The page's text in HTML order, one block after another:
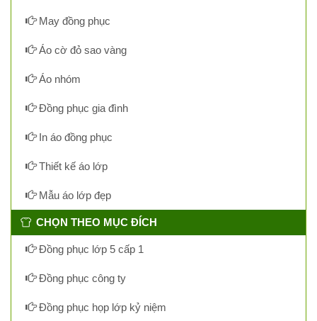
May đồng phục
Áo cờ đỏ sao vàng
Áo nhóm
Đồng phục gia đình
In áo đồng phục
Thiết kế áo lớp
Mẫu áo lớp đẹp
CHỌN THEO MỤC ĐÍCH
Đồng phục lớp 5 cấp 1
Đồng phục công ty
Đồng phục họp lớp kỷ niệm